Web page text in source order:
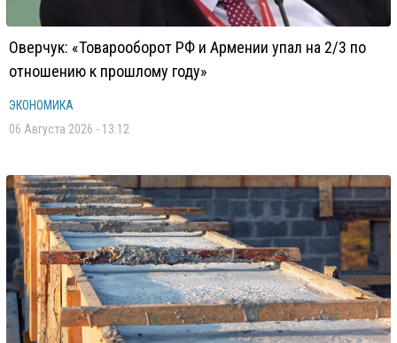
Оверчук: «Товарооборот РФ и Армении упал на 2/3 по
отношению к прошлому году»
ЭКОНОМИКА
06 Августа 2026 - 13:12